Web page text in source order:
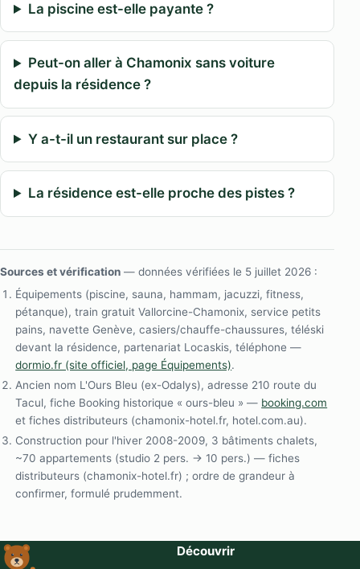
La piscine est-elle payante ?
Peut-on aller à Chamonix sans voiture
depuis la résidence ?
Y a-t-il un restaurant sur place ?
La résidence est-elle proche des pistes ?
Sources et vérification — données vérifiées le 5 juillet 2026 :
Équipements (piscine, sauna, hammam, jacuzzi, fitness,
pétanque), train gratuit Vallorcine-Chamonix, service petits
pains, navette Genève, casiers/chauffe-chaussures, téléski
devant la résidence, partenariat Locaskis, téléphone —
dormio.fr (site officiel, page Équipements).
Ancien nom L'Ours Bleu (ex-Odalys), adresse 210 route du
Tacul, fiche Booking historique « ours-bleu » — booking.com
et fiches distributeurs (chamonix-hotel.fr, hotel.com.au).
Construction pour l'hiver 2008-2009, 3 bâtiments chalets,
~70 appartements (studio 2 pers. → 10 pers.) — fiches
distributeurs (chamonix-hotel.fr) ; ordre de grandeur à
confirmer, formulé prudemment.
Découvrir